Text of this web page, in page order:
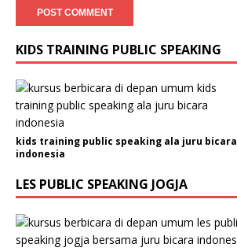
KIDS TRAINING PUBLIC SPEAKING
kids training public speaking ala juru bicara
indonesia
LES PUBLIC SPEAKING JOGJA